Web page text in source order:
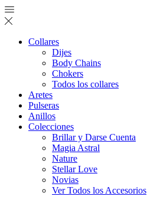
Collares
Dijes
Body Chains
Chokers
Todos los collares
Aretes
Pulseras
Anillos
Colecciones
Brillar y Darse Cuenta
Magia Astral
Nature
Stellar Love
Novias
Ver Todos los Accesorios